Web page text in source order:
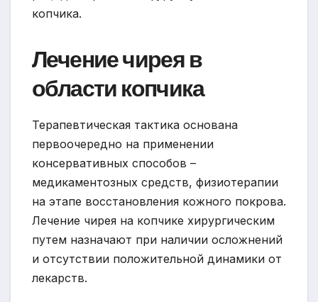
копчика.
Лечение чирея в
области копчика
Терапевтическая тактика основана
первоочередно на применении
консервативных способов –
медикаментозных средств, физиотерапии
на этапе восстановления кожного покрова.
Лечение чирея на копчике хирургическим
путем назначают при наличии осложнений
и отсутствии положительной динамики от
лекарств.